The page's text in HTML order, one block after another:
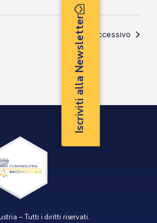
Giorno successivo
– Tutti i diritti riservati.
Iscriviti alla Newsletter